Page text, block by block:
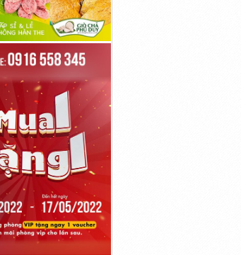
Đông Trùng Hạ Thảo
Nguyên Con...
4,950,000đ